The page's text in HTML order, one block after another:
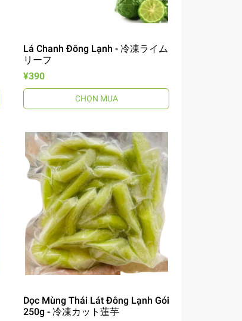
Lá Chanh Đông Lạnh - 冷凍ライム
リーフ
¥390
CHỌN MUA
Dọc Mùng Thái Lát Đông Lạnh Gói
250g - 冷凍カット蓮芋